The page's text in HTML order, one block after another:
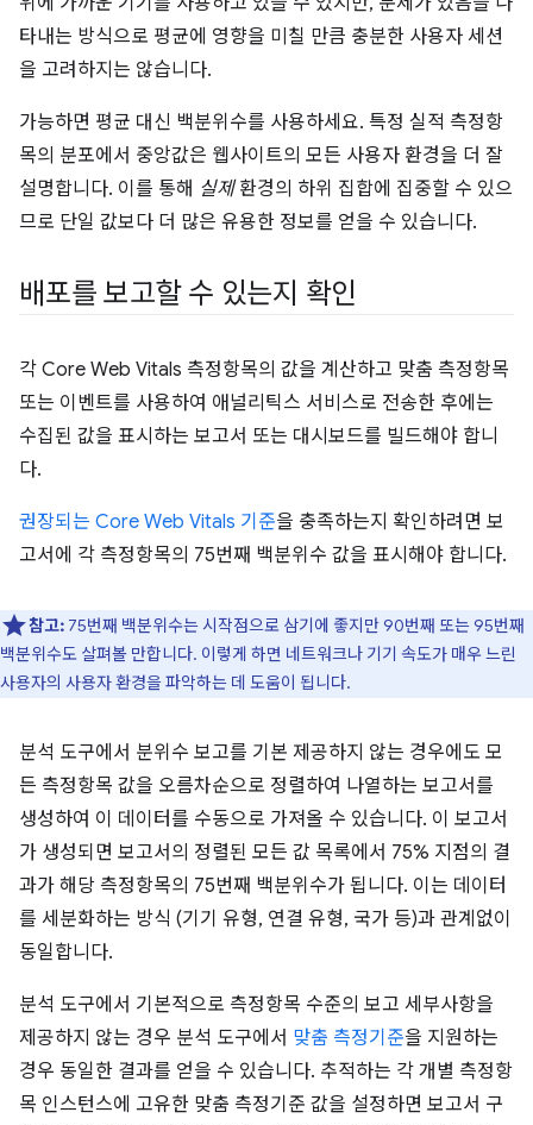
타내는 방식으로 평균에 영향을 미칠 만큼 충분한 사용자 세션
을 고려하지는 않습니다.
가능하면 평균 대신 백분위수를 사용하세요. 특정 실적 측정항
목의 분포에서 중앙값은 웹사이트의 모든 사용자 환경을 더 잘
설명합니다. 이를 통해 실제환경의 하위 집합에 집중할 수 있으
므로 단일 값보다 더 많은 유용한 정보를 얻을 수 있습니다.
배포를 보고할 수 있는지 확인
각 Core Web Vitals 측정항목의 값을 계산하고 맞춤 측정항목
또는 이벤트를 사용하여 애널리틱스 서비스로 전송한 후에는
수집된 값을 표시하는 보고서 또는 대시보드를 빌드해야 합니
다.
권장되는 Core Web Vitals 기준을 충족하는지 확인하려면 보
고서에 각 측정항목의 75번째 백분위수 값을 표시해야 합니다.
참고: 75번째 백분위수는 시작점으로 삼기에 좋지만 90번째 또는 95번째
백분위수도 살펴볼 만합니다. 이렇게 하면 네트워크나 기기 속도가 매우 느린
사용자의 사용자 환경을 파악하는 데 도움이 됩니다.
분석 도구에서 분위수 보고를 기본 제공하지 않는 경우에도 모
든 측정항목 값을 오름차순으로 정렬하여 나열하는 보고서를
생성하여 이 데이터를 수동으로 가져올 수 있습니다. 이 보고서
가 생성되면 보고서의 정렬된 모든 값 목록에서 75% 지점의 결
과가 해당 측정항목의 75번째 백분위수가 됩니다. 이는 데이터
를 세분화하는 방식 (기기 유형, 연결 유형, 국가 등)과 관계없이
동일합니다.
분석 도구에서 기본적으로 측정항목 수준의 보고 세부사항을
제공하지 않는 경우 분석 도구에서 맞춤 측정기준을 지원하는
경우 동일한 결과를 얻을 수 있습니다. 추적하는 각 개별 측정항
목 인스턴스에 고유한 맞춤 측정기준 값을 설정하면 보고서 구